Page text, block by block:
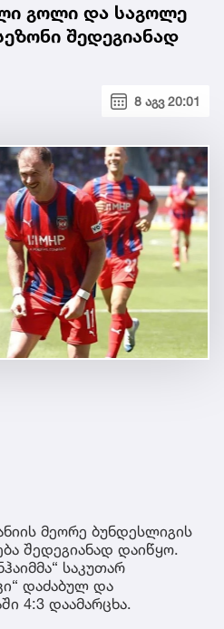
გოლი და საგოლე
შედეგიანად
8 აგვ 20:01
მეორე ბუნდესლიგის
შედეგიანად დაიწყო.
საკუთარ
დაძაბულ და
4:3 დაამარცხა.